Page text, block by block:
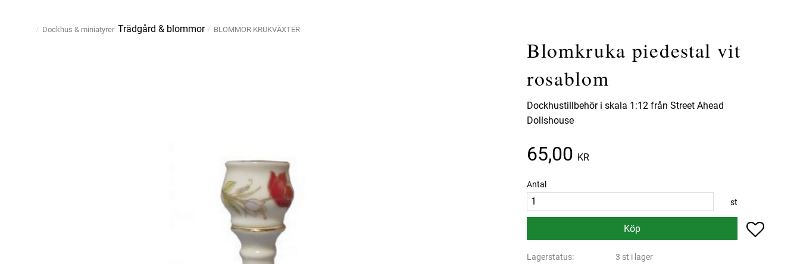
Dockhus & miniatyrer Trädgård & blommor BLOMMOR KRUKVÄXTER
Blomkruka piedestal vit
rosablom
Dockhustillbehör i skala 1:12 från Street Ahead
Dollshouse
65,00 KR
Antal
st
Köp Lägg till
Lagerstatus
3 st i lager